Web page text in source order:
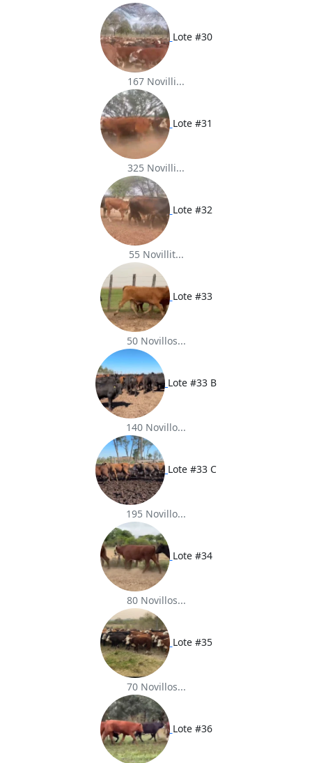
Lote #30
167 Novilli...
Lote #31
325 Novilli...
Lote #32
55 Novillit...
Lote #33
50 Novillos...
Lote #33 B
140 Novillo...
Lote #33 C
195 Novillo...
Lote #34
80 Novillos...
Lote #35
70 Novillos...
Lote #36